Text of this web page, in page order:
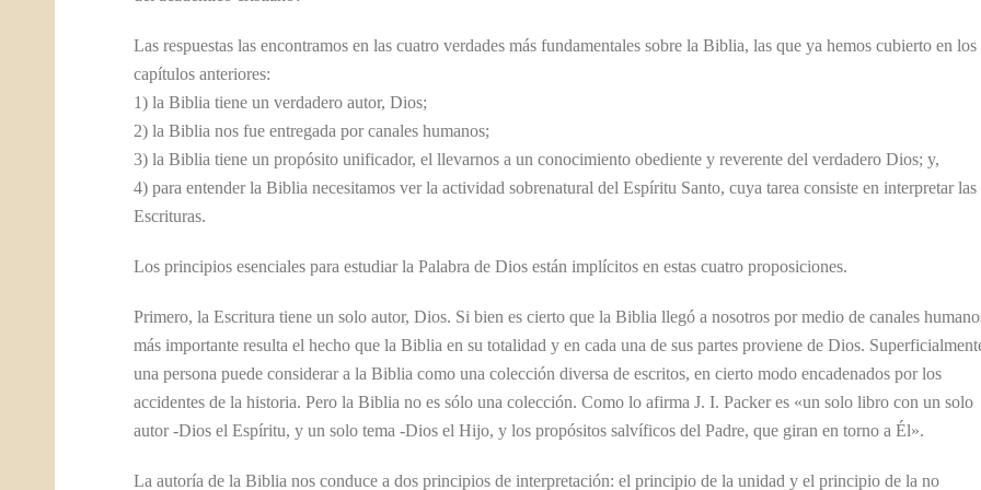
Las respuestas las encontramos en las cuatro verdades más fundamentales sobre la Biblia, las que ya hemos cubierto en los
capítulos anteriores:
1) la Biblia tiene un verdadero autor, Dios;
2) la Biblia nos fue entregada por canales humanos;
3) la Biblia tiene un propósito unificador, el llevarnos a un conocimiento obediente y reverente del verdadero Dios; y,
4) para entender la Biblia necesitamos ver la actividad sobrenatural del Espíritu Santo, cuya tarea consiste en interpretar las
Escrituras.
Los principios esenciales para estudiar la Palabra de Dios están implícitos en estas cuatro proposiciones.
Primero, la Escritura tiene un solo autor, Dios. Si bien es cierto que la Biblia llegó a nosotros por medio de canales
más importante resulta el hecho que la Biblia en su totalidad y en cada una de sus partes proviene de Dios.
una persona puede considerar a la Biblia como una colección diversa de escritos, en cierto modo encadenados por los
accidentes de la historia. Pero la Biblia no es sólo una colección. Como lo afirma J. I. Packer es «un solo libro con un solo
autor -Dios el Espíritu, y un solo tema -Dios el Hijo, y los propósitos salvíficos del Padre, que giran en torno a Él».
La autoría de la Biblia nos conduce a dos principios de interpretación: el principio de la unidad y el principio de la no